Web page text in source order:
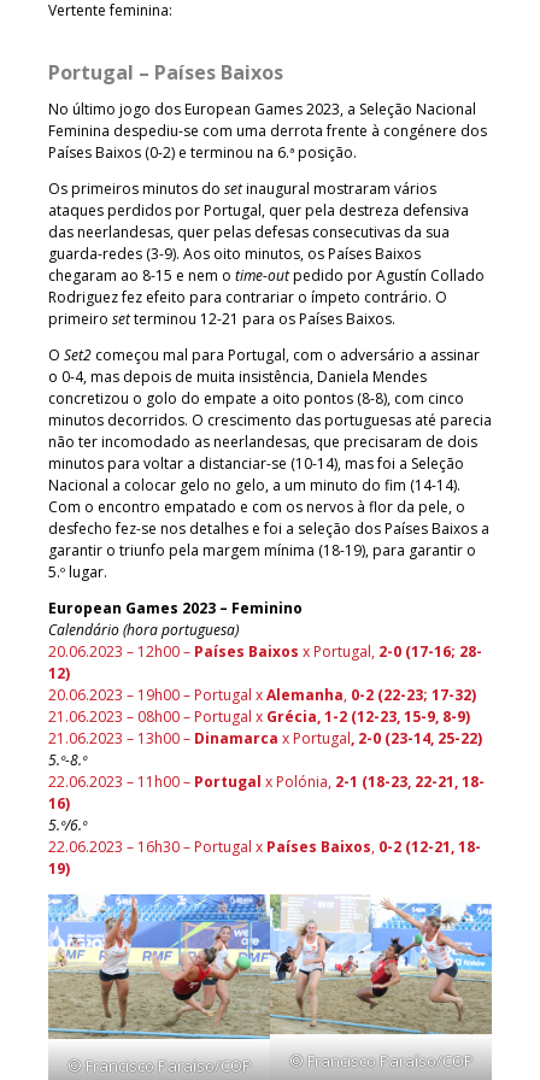
Vertente feminina:
Portugal – Países Baixos
No último jogo dos European Games 2023, a Seleção Nacional
Feminina despediu-se com uma derrota frente à congénere dos
Países Baixos (0-2) e terminou na 6.ª posição.
Os primeiros minutos do setinaugural mostraram vários
ataques perdidos por Portugal, quer pela destreza defensiva
das neerlandesas, quer pelas defesas consecutivas da sua
guarda-redes (3-9). Aos oito minutos, os Países Baixos
chegaram ao 8-15 e nem o time-outpedido por Agustín Collado
Rodriguez fez efeito para contrariar o ímpeto contrário. O
primeiro setterminou 12-21 para os Países Baixos.
O Set2 começou mal para Portugal, com o adversário a assinar
o 0-4, mas depois de muita insistência, Daniela Mendes
concretizou o golo do empate a oito pontos (8-8), com cinco
minutos decorridos. O crescimento das portuguesas até parecia
não ter incomodado as neerlandesas, que precisaram de dois
minutos para voltar a distanciar-se (10-14), mas foi a Seleção
Nacional a colocar gelo no gelo, a um minuto do fim (14-14).
Com o encontro empatado e com os nervos à flor da pele, o
desfecho fez-se nos detalhes e foi a seleção dos Países Baixos a
garantir o triunfo pela margem mínima (18-19), para garantir o
5.º lugar.
European Games 2023 – Feminino
Calendário (hora portuguesa)
20.06.2023 – 12h00 – Países Baixos x Portugal, 2-0 (17-16; 28-
12)
20.06.2023 – 19h00 – Portugal xAlemanha, 0-2 (22-23; 17-32)
21.06.2023 – 08h00 – Portugal x Grécia, 1-2 (12-23, 15-9, 8-9)
21.06.2023 – 13h00 – Dinamarca x Portugal, 2-0 (23-14, 25-22)
5.º-8.º
22.06.2023 – 11h00 – Portugal x Polónia, 2-1 (18-23, 22-21,18-
16)
5.º/6.º
22.06.2023 – 16h30 – Portugal x Países Baixos, 0-2 (12-21, 18-
19)
© Francisco Paraíso/COP © Francisco Paraíso/COP